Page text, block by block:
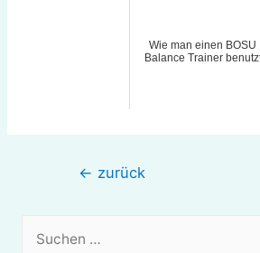
Wie man einen BOSU
Balance Trainer
Beitragsnavigation
← zurück